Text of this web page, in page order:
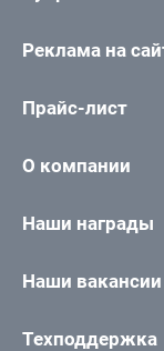
Реклама на
Прайс-лист
О компании
Наши награды
Наши вакансии
Техподдержка